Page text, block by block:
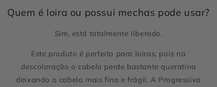
Quem é loira ou possui mechas pode usar?
Sim, está totalmente liberado.
Este produto é perfeito para loiras, pois na
descoloração o cabelo perde bastante queratina
deixando o cabelo mais fino e frágil. A Progressiva